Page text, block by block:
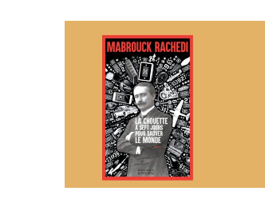
VIEW POST